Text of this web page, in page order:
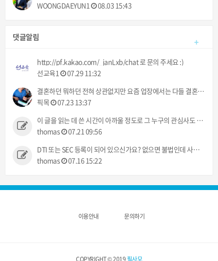
WOONGDAEYUN1
08.03 15:43
+
댓글알림
http://pf.kakao.com/_janLxb/chat 로 문의 주세요 :)
선교육1
07.29 11:32
결혼하던 뭐하던 전혀 상관없지만 요즘 업장에서는 다들 결혼이야기만 하네 ㅠㅠ 했으면 뭐라도 주던지 ㅋㅋ
픽목
07.23 13:37
이 글을 읽는 데 쓴 시간이 아까울 정도로 그 누구의 관심사도 아닌 정보입니다.
thomas
07.21 09:56
DTI 또는 SEC 등록이 되어 있으신가요? 없으면 불법인데 사고 발생시 어떻게 처리해 주실건가요?
thomas
07.16 15:22
이용안내 문의하기
COPYRIGHT © 2019필사모